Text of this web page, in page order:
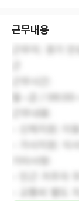
근무내용